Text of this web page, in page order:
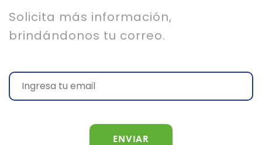
Solicita más información,
brindándonos tu correo.